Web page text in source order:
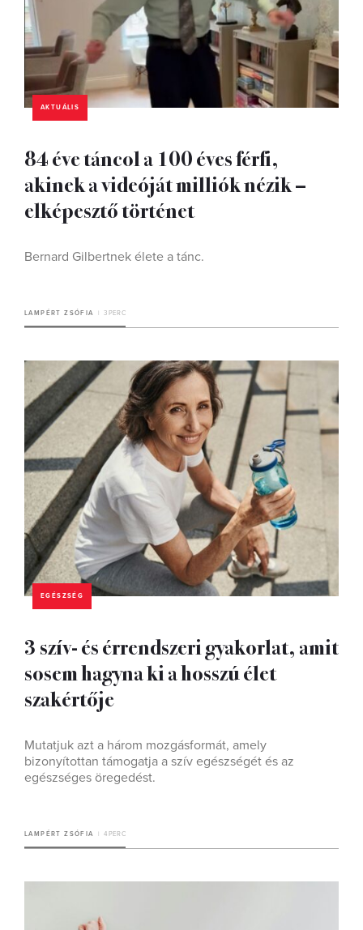
AKTUÁLIS
84 éve táncol a 100 éves férfi,
akinek a videóját milliók nézik –
elképesztő történet
Bernard Gilbertnek élete a tánc.
LAMPÉRT ZSÓFIA 3 PERC
EGÉSZSÉG
3 szív- és érrendszeri gyakorlat, amit
sosem hagyna ki a hosszú élet
szakértője
Mutatjuk azt a három mozgásformát, amely
bizonyítottan támogatja a szív egészségét és az
egészséges öregedést.
LAMPÉRT ZSÓFIA 4 PERC